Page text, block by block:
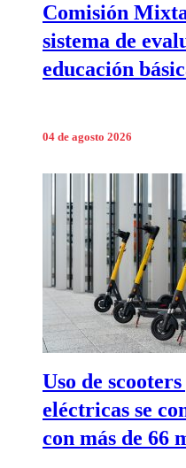
Comisión
sistema de
educación
04 de agosto 2026
Uso de
eléctricas se
con más de 66